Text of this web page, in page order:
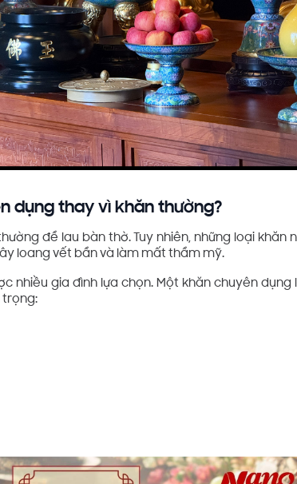
dụng thay vì khăn thường?
để lau bàn thờ. Tuy nhiên, những loại khăn
loang vết bẩn và làm mất thẩm mỹ.
nhiều gia đình lựa chọn. Một khăn chuyên dụng
trọng: